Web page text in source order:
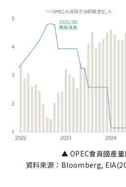
▲ OPEC會員國產
資料來源：Bloomberg,